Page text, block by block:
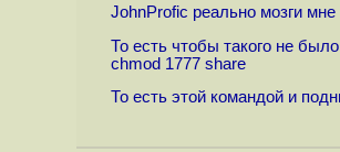
JohnProfic реально мозги мне
То есть чтобы такого не
chmod 1777 share
То есть этой командой и